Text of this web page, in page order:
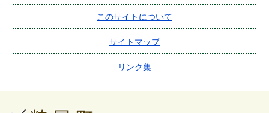
このサイトについて
サイトマップ
リンク集